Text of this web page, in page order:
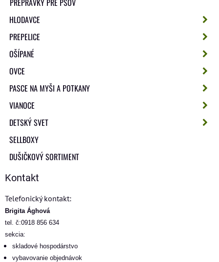
PREPRAVKY PRE PSOV
HLODAVCE
PREPELICE
OŠÍPANÉ
OVCE
PASCE NA MYŠI A POTKANY
VIANOCE
DETSKÝ SVET
SELLBOXY
DUŠIČKOVÝ SORTIMENT
Kontakt
Telefonický kontakt:
Brigita Ághová
tel. č:0918 856 634
sekcia:
skladové hospodárstvo
vybavovanie objednávok